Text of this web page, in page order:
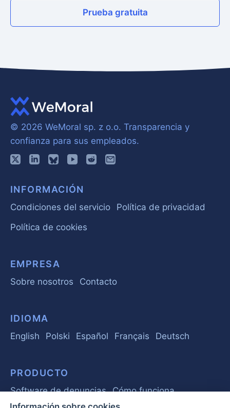
Prueba gratuita
© 2026 WeMoral sp. z o.o. Transparencia y
confianza para sus empleados.
INFORMACIÓN
Condiciones del servicio
Política de privacidad
Política de cookies
EMPRESA
Sobre nosotros Contacto
IDIOMA
English Polski Español Français Deutsch
PRODUCTO
Software de denuncias Cómo funciona